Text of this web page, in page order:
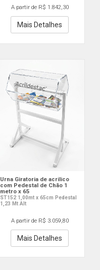
A partir de R$ 1.842,30
Mais Detalhes
Urna Giratoria de acrilico
com Pedestal de Chão 1
metro x 65
ST152 1,00mt x 65cm Pedestal
1,23 Mt Alt
A partir de R$ 3.059,80
Mais Detalhes